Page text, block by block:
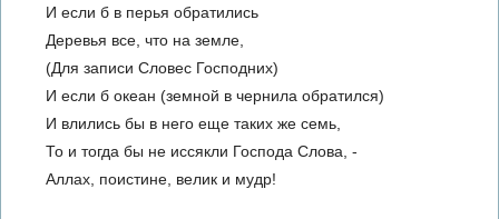
И если б в перья обратились
Деревья все, что на земле,
(Для записи Словес Господних)
И если б океан (земной в чернила обратился)
И влились бы в него еще таких же семь,
То и тогда бы не иссякли Господа Слова, -
Аллах, поистине, велик и мудр!